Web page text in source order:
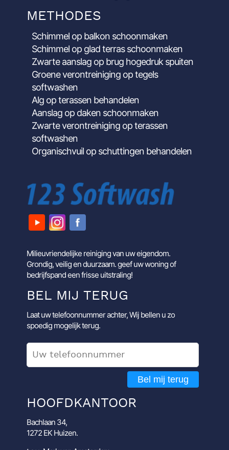
METHODES
Schimmel op balkon schoonmaken
Schimmel op glad terras schoonmaken
Zwarte aanslag op brug hogedruk spuiten
Groene verontreiniging op tegels
softwashen
Alg op terassen behandelen
Aanslag op daken schoonmaken
Zwarte verontreiniging op terassen
softwashen
Organischvuil op schuttingen behandelen
Milieuvriendelijke reiniging van uw eigendom.
Grondig, veilig en duurzaam. geef uw woning of
bedrijfspand een frisse uitstraling!
BEL MIJ TERUG
Laat uw telefoonnummer achter, Wij bellen u zo
spoedig mogelijk terug.
Bel mij terug
HOOFDKANTOOR
Bachlaan 34,
1272 EK Huizen.